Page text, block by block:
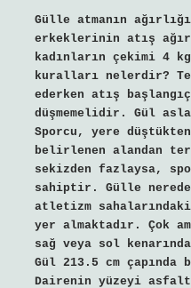
Gülle atmanın
erkeklerinin atış
kadınların çekimi 4
kuralları nelerdir?
ederken atış
düşmemelidir. Gül
Sporcu, yere
belirlenen alandan
sekizden fazlaysa,
sahiptir. Gülle nerede
atletizm
yer almaktadır. Çok
sağ veya sol
Gül 213.5 cm
Dairenin yüzeyi